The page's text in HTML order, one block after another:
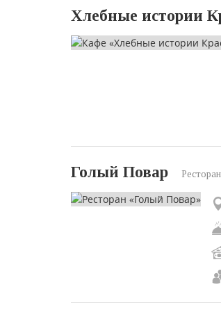
Хлебные истории
Голый Повар